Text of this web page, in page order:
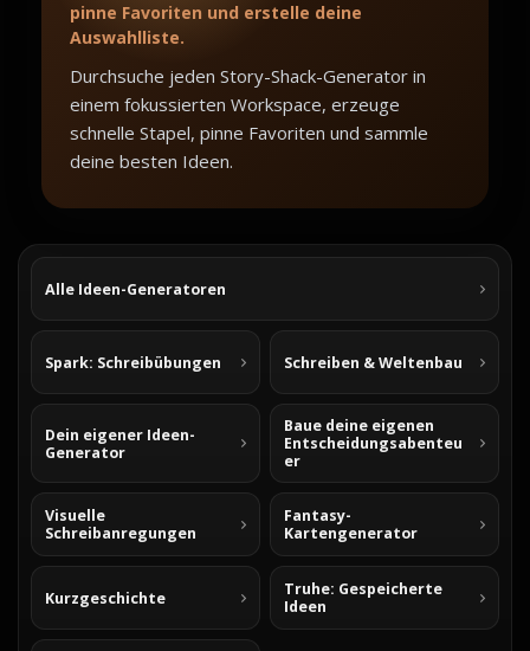
pinne Favoriten und erstelle deine
Auswahlliste.
Durchsuche jeden Story-Shack-Generator in
einem fokussierten Workspace, erzeuge
schnelle Stapel, pinne Favoriten und sammle
deine besten Ideen.
Alle Ideen-Generatoren
Spark: Schreibübungen Schreiben & Weltenbau
Dein eigener Ideen-
Generator
Baue deine eigenen
Entscheidungsabenteu
er
Visuelle
Schreibanregungen
Fantasy-
Kartengenerator
Kurzgeschichte
Truhe: Gespeicherte
Ideen